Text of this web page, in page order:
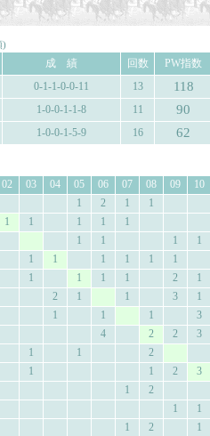
)
成 績 回数
PW指数
0-1-1-0-0-11 13 118
1-0-0-1-1-8 11 90
1-0-0-1-5-9 16 62
02 03 04 05 06 07 08 09
10
1 2 1
1
1 1 1 1
1
1 1 1
1
1 1 1 1 1
1
1 1 1 1 2
1
2 1 1 3
1
1 1 1
3
4 2 2
3
1 1
2
1 1 2
3
1
2
1
1
1 2
1